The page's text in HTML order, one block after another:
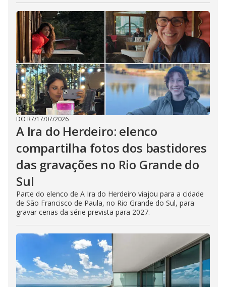
DO R7/17/07/2026
A Ira do Herdeiro: elenco
compartilha fotos dos bastidores
das gravações no Rio Grande do
Sul
Parte do elenco de A Ira do Herdeiro viajou para a cidade
de São Francisco de Paula, no Rio Grande do Sul, para
gravar cenas da série prevista para 2027.